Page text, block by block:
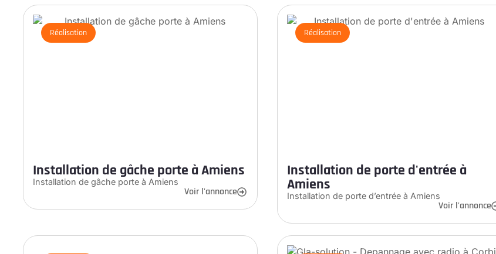
Réalisation
Installation de gâche porte à Amiens
Installation de gâche porte à Amiens
Voir l'annonce
Réalisation
Installation de porte d'entrée à
Amiens
Installation de porte d’entrée à Amiens
Voir l'annonce